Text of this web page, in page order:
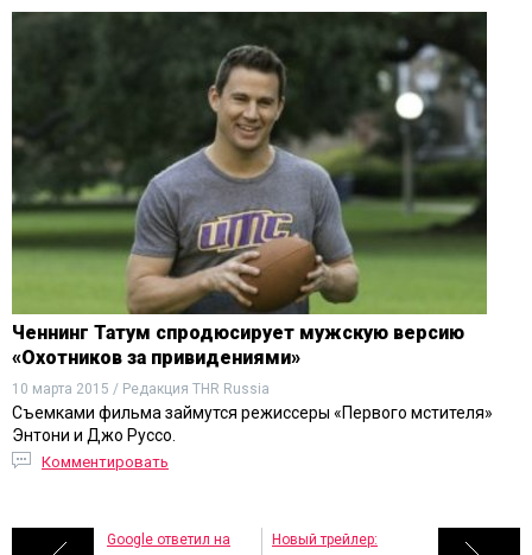
Ченнинг Татум спродюсирует мужскую версию
«Охотников за привидениями»
10 марта 2015 / Редакция THR Russia
Съемками фильма займутся режиссеры «Первого мстителя»
Энтони и Джо Руссо.
Комментировать
Google ответил на
Новый трейлер: